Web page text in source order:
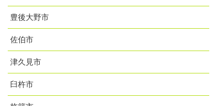
豊後大野市
佐伯市
津久見市
臼杵市